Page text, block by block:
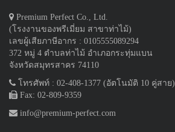
Premium Perfect Co., Ltd.
(โรงงานของพรีเมี่ยม สาขาท่าไม้)
เลขผู้เสียภาษีอากร : 0105555089294
372 หมู่ 4 ตำบลท่าไม้ อำเภอกระทุ่มแบน
จังหวัดสมุทรสาคร 74110
โทรศัพท์ : 02-408-1377 (อัตโนมัติ 10 คู่สาย)
Fax: 02-809-9359
info@premium-perfect.com